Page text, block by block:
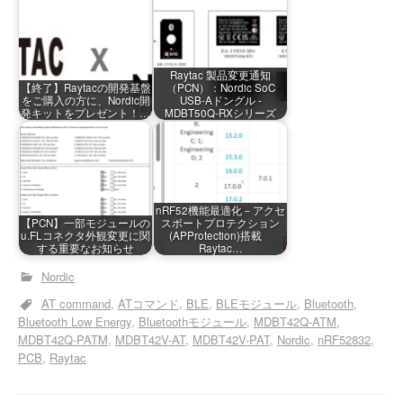
【終了】Raytacの開発基盤
をご購入の方に、Nordic開
発キットをプレゼント！…
Raytac 製品変更通知
（PCN）：Nordic SoC
USB-Aドングル -
MDBT50Q-RXシリーズ
【PCN】一部モジュールの
u.FLコネクタ外観変更に関
する重要なお知らせ
nRF52機能最適化－アクセ
スポートプロテクション
(APProtection)搭載
Raytac…
Nordic
AT command ATコマンド BLE BLEモジュール Bluetooth
Bluetooth Low Energy Bluetoothモジュール MDBT42Q-ATM
MDBT42Q-PATM MDBT42V-AT MDBT42V-PAT Nordic nRF52832
PCB Raytac